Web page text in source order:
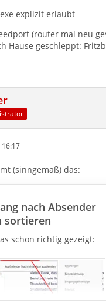
explizit erlaubt
(router mal neu
Hause geschleppt:
(sinngemäß) das:
nach Absender
sortieren
schon richtig gezeigt: